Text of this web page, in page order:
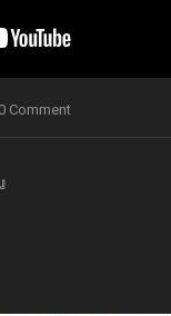
0 Comment